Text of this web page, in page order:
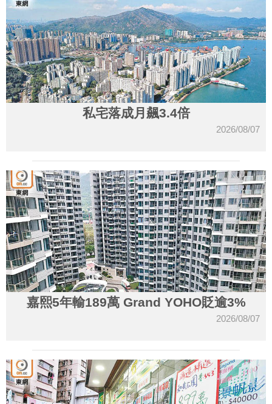
私宅落成月飆3.4倍
2026/08/07
嘉熙5年輸189萬 Grand YOHO貶逾3%
2026/08/07